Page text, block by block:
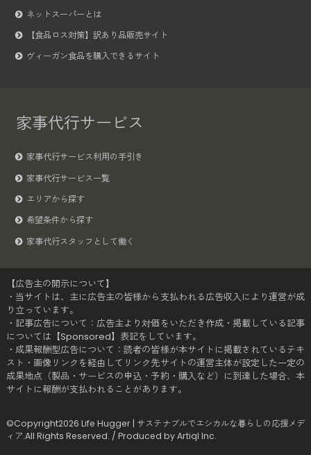
ネットスーパーとは
【食品ロス対策】訳あり品販売サイト
ヴィーガン食品を購入できるサイト
家事代行サービス
家事代行サービス利用の手引き
家事代行サービス一覧
エリアから探す
希望条件から探す
家事代行スタッフとして働く
【広告主の開示について】
・当サイトは、主に広告主の皆様から支払われる広告収入により運営が成
り立っています。
・記事広告について：広告主より対価をいただき作成・掲載している記事
については【Sponsored】表記をしています。
・成果報酬型広告について：読者の皆様が本サイトに掲載されているテキ
スト・画像リンクを経由してリンク先サイトの運営主体が設定した一定の
成果地点（製品・サービスの申込・予約・購入など）に到達した場合、本
サイトに報酬が支払われることがあります。
©Copyright2026Life Hugger | サステナブルでエシカルな暮らしの応援メデ
ィア.All Rights Reserved. / Produced byArtiql Inc.